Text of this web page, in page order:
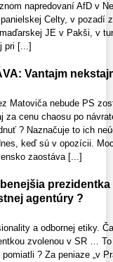
napredovaní AfD v
Celty, v pozadí
JE v Pakši, v
pri [...]
Vantajm
Matoviča nebude PS
za cenu chaosu po
? Naznačuje to ich
keď sú v opozícii.
zaostáva [...]
agentúry ?
a odbornej etiky.
zvolenou v SR …
? Za peniaze „v